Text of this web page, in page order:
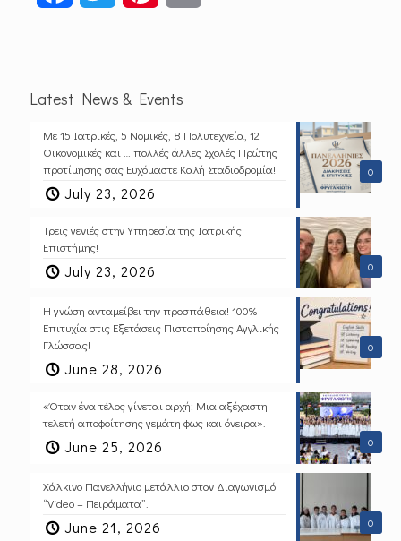
Latest News & Events
0
Με 15 Ιατρικές, 5 Νομικές, 8 Πολυτεχνεία, 12
Οικονομικές και … πολλές άλλες Σχολές Πρώτης
προτίμησης σας Ευχόμαστε Καλή Σταδιοδρομία!
July 23, 2026
0
Τρεις γενιές στην Υπηρεσία της Ιατρικής
Επιστήμης!
July 23, 2026
0
Η γνώση ανταμείβει την προσπάθεια! 100%
Επιτυχία στις Εξετάσεις Πιστοποίησης Αγγλικής
Γλώσσας!
June 28, 2026
0
«Όταν ένα τέλος γίνεται αρχή: Μια αξέχαστη
τελετή αποφοίτησης γεμάτη φως και όνειρα».
June 25, 2026
0
Χάλκινο Πανελλήνιο μετάλλιο στον Διαγωνισμό
“Video – Πειράματα”.
June 21, 2026